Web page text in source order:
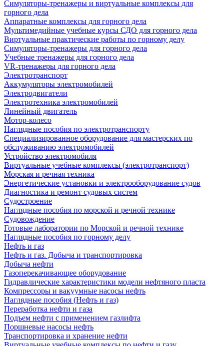
Симуляторы-тренажеры и виртуальные комплексы для
горного дела
Аппаратные комплексы для горного дела
Мультимедийные учебные курсы СДО для горного дела
Виртуальные практические работы по горному делу
Симуляторы-тренажеры для горного дела
Учебные тренажеры для горного дела
VR-тренажеры для горного дела
Электротранспорт
Аккумуляторы электромобилей
Электродвигатели
Электротехника электромобилей
Линейный двигатель
Мотор-колесо
Наглядные пособия по электротранспорту
Специализированное оборудование для мастерских по
обслуживанию электромобилей
Устройство электромобиля
Виртуальные учебные комплексы (электротранспорт)
Морская и речная техника
Энергетические установки и электрооборудование судов
Диагностика и ремонт судовых систем
Судостроение
Наглядные пособия по морской и речной технике
Судовождение
Готовые лаборатории по Морской и речной технике
Наглядные пособия по горному делу
Нефть и газ
Нефть и газ. Добыча и транспортировка
Добыча нефти
Газоперекачивающее оборудование
Гидравлические характеристики модели нефтяного пласта
Компрессоры и вакуумные насосы нефть
Наглядные пособия (Нефть и газ)
Переработка нефти и газа
Подъем нефти с применением газлифта
Поршневые насосы нефть
Транспортировка и хранение нефти